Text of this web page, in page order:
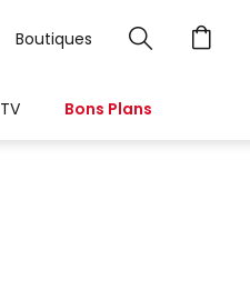
Boutiques
TV Bons Plans